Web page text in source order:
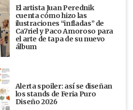
El artista Juan Perednik
cuenta cómo hizo las
ilustraciones “infladas” de
Ca7riel y Paco Amoroso para
el arte de tapa de su nuevo
álbum
Alerta spoiler: así se diseñan
los stands de Feria Puro
Diseño 2026